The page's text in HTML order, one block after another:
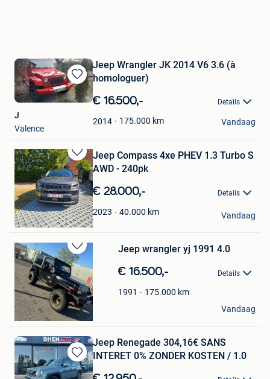
Bewaren
in
Favorieten
Jeep Wrangler JK 2014 V6 3.6 (à
homologuer)
€ 16.500,- Details
2014 175.000 km
J
Valence
Vandaag
Bewaren
in
Mijn
Favorieten
Jeep Compass 4xe PHEV 1.3 Turbo S
AWD - 240pk
€ 28.000,- Details
2023 40.000 km
Peter
Tongeren
Vandaag
Bewaren
in
Mijn
Favorieten
Jeep wrangler yj 1991 4.0
€ 16.500,- Details
1991 175.000 km
nils
Geel
Vandaag
Bewaren
in
Jeep Renegade 304,16€ SANS
INTERET 0% ZONDER KOSTEN / 1.0